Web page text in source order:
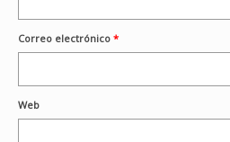
Correo electrónico *
Web